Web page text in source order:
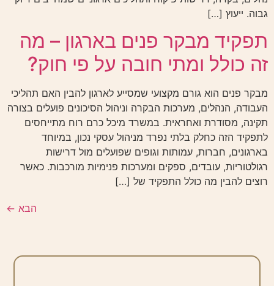
גבוה. ייעוץ […]
תפקיד מבקר פנים בארגון – מה
זה כולל ומתי חובה על פי חוק?
מבקר פנים הוא גורם מקצועי שמסייע לארגון להבין האם תהליכי
העבודה, הנהלים, מערכות הבקרה וניהול הסיכונים פועלים בצורה
תקינה, מסודרת ואחראית. במשרד מיכל כרם רוח מתייחסים
לתפקיד הזה כחלק בלתי נפרד מניהול עסקי נכון, במיוחד
בארגונים, חברות, עמותות וגופים שפועלים מול דרישות
רגולטוריות, עובדים, ספקים ומערכות פנימיות מורכבות. כאשר
רוצים להבין מה כולל התפקיד של […]
הבא ←